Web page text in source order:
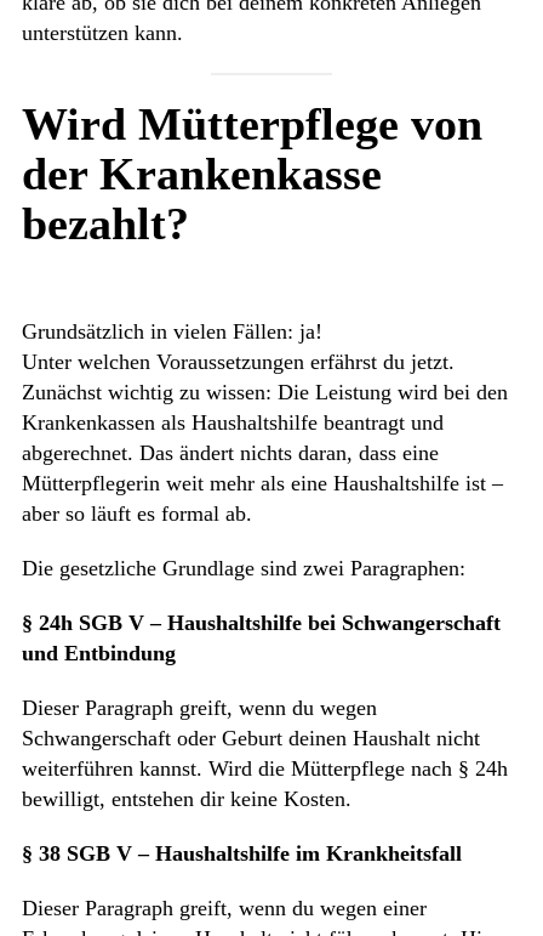
unterstützen kann.
Wird Mütterpflege von
der Krankenkasse
bezahlt?
Grundsätzlich in vielen Fällen: ja!
Unter welchen Voraussetzungen erfährst du jetzt.
Zunächst wichtig zu wissen: Die Leistung wird bei den
Krankenkassen als Haushaltshilfe beantragt und
abgerechnet. Das ändert nichts daran, dass eine
Mütterpflegerin weit mehr als eine Haushaltshilfe ist –
aber so läuft es formal ab.
Die gesetzliche Grundlage sind zwei Paragraphen:
§ 24h SGB V – Haushaltshilfe bei Schwangerschaft
und Entbindung
Dieser Paragraph greift, wenn du wegen
Schwangerschaft oder Geburt deinen Haushalt nicht
weiterführen kannst. Wird die Mütterpflege nach § 24h
bewilligt, entstehen dir keine Kosten.
§ 38 SGB V – Haushaltshilfe im Krankheitsfall
Dieser Paragraph greift, wenn du wegen einer